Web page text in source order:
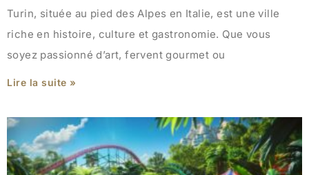
Turin, située au pied des Alpes en Italie, est une ville
riche en histoire, culture et gastronomie. Que vous
soyez passionné d’art, fervent gourmet ou
Lire la suite »